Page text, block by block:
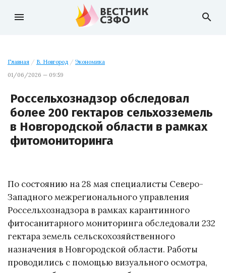
menu search
Главная / В. Новгород / Экономика
01/06/2026 — 09:59
Россельхознадзор обследовал
более 200 гектаров сельхозземель
в Новгородской области в рамках
фитомониторинга
По состоянию на 28 мая специалисты Северо-
Западного межрегионального управления
Россельхознадзора в рамках карантинного
фитосанитарного мониторинга обследовали 232
гектара земель сельскохозяйственного
назначения в Новгородской области. Работы
проводились с помощью визуального осмотра,